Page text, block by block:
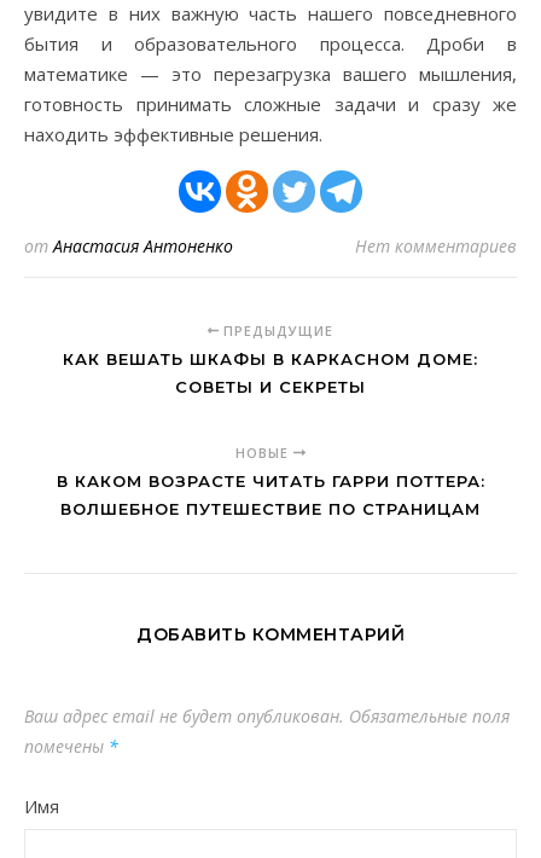
увидите в них важную часть нашего повседневного
бытия и образовательного процесса. Дроби в
математике — это перезагрузка вашего мышления,
готовность принимать сложные задачи и сразу же
находить эффективные решения.
отАнастасия Антоненко Нет комментариев
ПРЕДЫДУЩИЕ
КАК ВЕШАТЬ ШКАФЫ В КАРКАСНОМ ДОМЕ:
СОВЕТЫ И СЕКРЕТЫ
НОВЫЕ
В КАКОМ ВОЗРАСТЕ ЧИТАТЬ ГАРРИ ПОТТЕРА:
ВОЛШЕБНОЕ ПУТЕШЕСТВИЕ ПО СТРАНИЦАМ
ДОБАВИТЬ КОММЕНТАРИЙ
Ваш адрес email не будет опубликован. Обязательные поля
помечены *
Имя